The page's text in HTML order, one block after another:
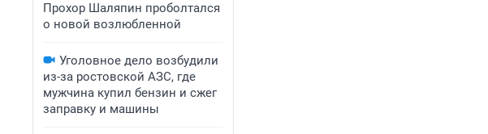
Прохор Шаляпин проболтался
о новой возлюбленной
Уголовное дело возбудили
из-за ростовской АЗС, где
мужчина купил бензин и сжег
заправку и машины